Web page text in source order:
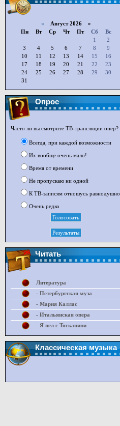
« Август 2026 »
Пн
Вт Ср Чт Пт Сб
Вс
1
2
3
4 5 6 7 8
9
10
11 12 13 14 15
16
17
18 19 20 21 22
23
24
25 26 27 28 29
30
31
Опрос
Часто ли вы смотрите ТВ-трансляции опер?
Всегда, при каждой возможности
Их вообще очень мало!
Время от времени
Не пропускаю ни одной
К ТВ-записям отношусь равнодушно
Очень редко
Читать
Литература
- Петербургская муза
- Мария Каллас
- Итальянская опера
- Я пел с Тосканини
Классическая музыка